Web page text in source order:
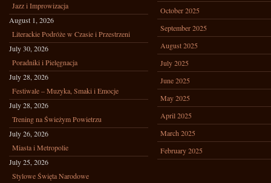
Jazz i Improwizacja
August 1, 2026
Literackie Podróże w Czasie i Przestrzeni
July 30, 2026
Poradniki i Pielęgnacja
July 28, 2026
Festiwale – Muzyka, Smaki i Emocje
July 28, 2026
Trening na Świeżym Powietrzu
July 26, 2026
Miasta i Metropolie
July 25, 2026
Stylowe Święta Narodowe
October 2025
September 2025
August 2025
July 2025
June 2025
May 2025
April 2025
March 2025
February 2025